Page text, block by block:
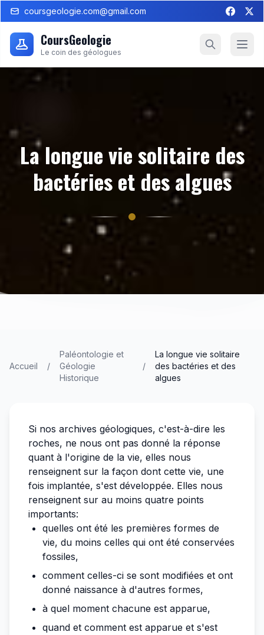
coursgeologie.com@gmail.com
CoursGeologie
Le coin des géologues
La longue vie solitaire des
bactéries et des algues
Accueil /
Paléontologie et
Géologie
Historique
/
La longue vie solitaire
des bactéries et des
algues
Si nos archives géologiques, c'est-à-dire les
roches, ne nous ont pas donné la réponse
quant à l'origine de la vie, elles nous
renseignent sur la façon dont cette vie, une
fois implantée, s'est développée. Elles nous
renseignent sur au moins quatre points
importants:
quelles ont été les premières formes de
vie, du moins celles qui ont été conservées
fossiles,
comment celles-ci se sont modifiées et ont
donné naissance à d'autres formes,
à quel moment chacune est apparue,
quand et comment est apparue et s'est